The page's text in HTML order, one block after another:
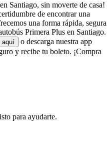
Santiago, sin moverte de casa!
de encontrar una
una forma rápida, segura
Primera Plus en Santiago.
aquí
o descarga nuestra app
y recibe tu boleto. ¡Compra
para ayudarte.